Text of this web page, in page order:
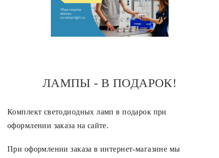
Настольные лампы
Трековые системы
Споты
ЛАМПЫ - В ПОДАРОК!
Комплект светодиодных ламп в подарок при
оформлении заказа на сайте.
При оформлении заказа в интернет-магазине мы